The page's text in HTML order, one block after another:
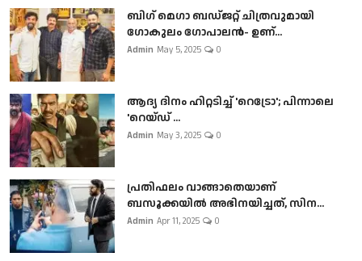
ബി​ഗ് മെഗാ ബഡ്ജറ്റ് ചിത്രവുമായി
ഗോകുലം ഗോപാലൻ- ഉണ്...
Admin May 5, 2025 0
ആദ്യ ദിനം ഹിറ്റടിച്ച് 'റെട്രോ'; പിന്നാലെ
'റെയ്ഡ് ...
Admin May 3, 2025 0
പ്രതിഫലം വാങ്ങാതെയാണ്
ബസൂക്കയില്‍ അഭിനയിച്ചത്, സിന...
Admin Apr 11, 2025 0